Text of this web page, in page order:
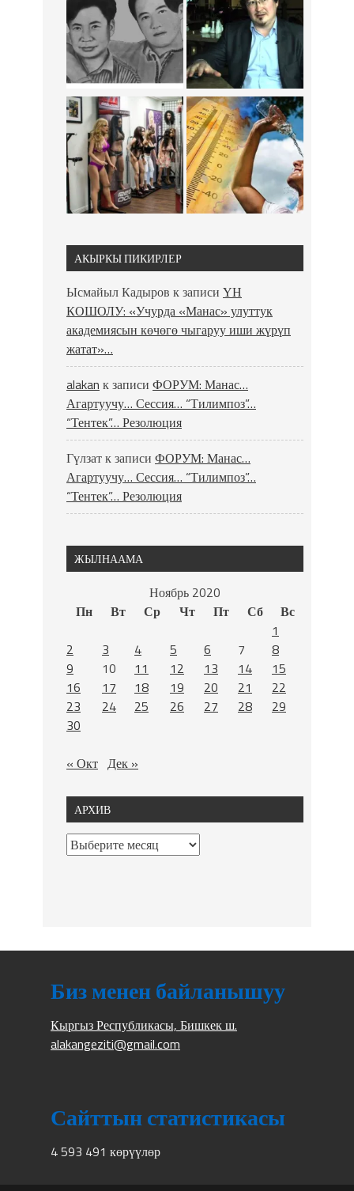
АКЫРКЫ ПИКИРЛЕР
Ысмайыл Кадыров к записи ҮН
КОШОЛУ: «Учурда «Манас» улуттук
академиясын көчөгө чыгаруу иши жүрүп
жатат»…
alakan к записи ФОРУМ: Манас…
Агартуучу… Сессия… “Тилимпоз”…
“Тентек”… Резолюция
Гүлзатк записи ФОРУМ: Манас…
Агартуучу… Сессия… “Тилимпоз”…
“Тентек”… Резолюция
ЖЫЛНААМА
Ноябрь 2020
Пн
Вт Ср Чт Пт Сб
Вс
1
2
3 4 5 6 7
8
9
10 11 12 13 14
15
16
17 18 19 20 21
22
23
24 25 26 27 28
29
30
« Окт Дек »
АРХИВ
Биз менен байланышуу
Кыргыз Республикасы, Бишкек ш.
alakangeziti@gmail.com
Сайттын статистикасы
4 593 491 көрүүлөр